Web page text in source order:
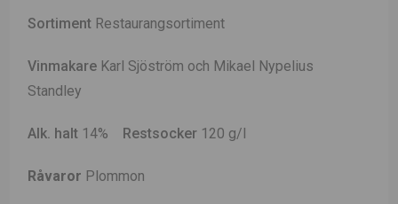
Sortiment Restaurangsortiment
Vinmakare Karl Sjöström och Mikael Nypelius
Standley
Alk. halt 14% Restsocker 120 g/l
Råvaror Plommon